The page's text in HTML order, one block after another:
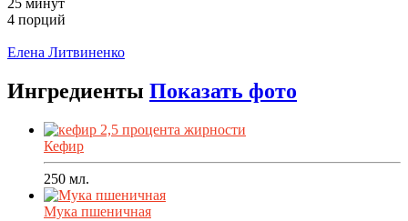
25 минут
4 порций
Елена Литвиненко
Ингредиенты Показать фото
Кефир
250 мл.
Мука пшеничная